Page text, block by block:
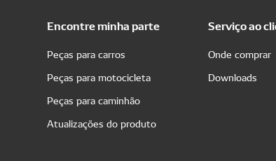
Encontre minha parte
Peças para carros
Peças para motocicleta
Peças para caminhão
Atualizações do produto
Serviço ao
Onde comprar
Downloads